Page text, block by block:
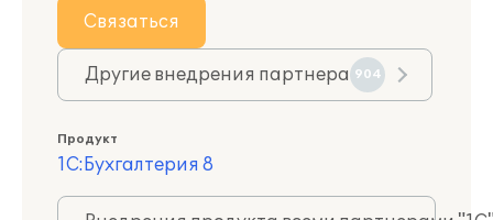
Связаться
Другие внедрения партнера 904
Продукт
1С:Бухгалтерия 8